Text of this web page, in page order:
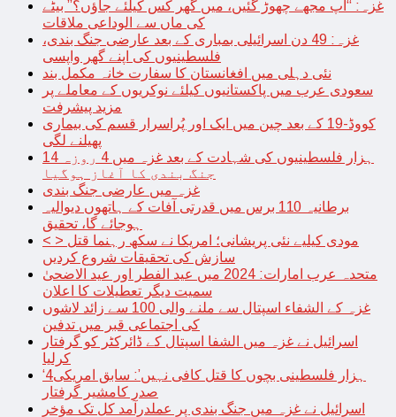
غزہ: “آپ مجھے چھوڑ گئیں، میں گھر کس کیلئے جاؤں؟” بیٹے
کی ماں سے الوداعی ملاقات
غزہ: 49 دن اسرائیلی بمباری کے بعد عارضی جنگ بندی،
فلسطینیوں کی اپنے گھر واپسی
نئی دہلی میں افغانستان کا سفارت خانہ مکمل بند
سعودی عرب میں پاکستانیوں کیلئے نوکریوں کے معاملے پر
مزید پیشرفت
کووڈ-19 کے بعد چین میں ایک اور پُراسرار قسم کی بیماری
پھیلنے لگی
14 ہزار فلسطینیوں کی شہادت کے بعد غزہ میں 4 روزہ
جنگ بندی کا آغاز ہوگیا
غزہ میں عارضی جنگ بندی
برطانیہ 110 برس میں قدرتی آفات کے ہاتھوں دیوالیہ
ہوجائے گا، تحقیق
< > مودی کیلیے نئی پریشانی؛ امریکا نے سکھ رہنما قتل
سازش کی تحقیقات شروع کردیں
متحدہ عرب امارات: 2024 میں عید الفطر اور عید الاضحیٰ
سمیت دیگر تعطیلات کا اعلان
غزہ کے الشفاء اسپتال سے ملنے والی 100 سے زائد لاشوں
کی اجتماعی قبر میں تدفین
اسرائیل نے غزہ میں الشفا اسپتال کے ڈائرکٹر کو گرفتار
کرلیا
‘4ہزار فلسطینی بچوں کا قتل کافی نہیں’: سابق امریکی
صدر کامشیر گرفتار
اسرائیل نے غزہ میں جنگ بندی پر عملدرآمد کل تک مؤخر